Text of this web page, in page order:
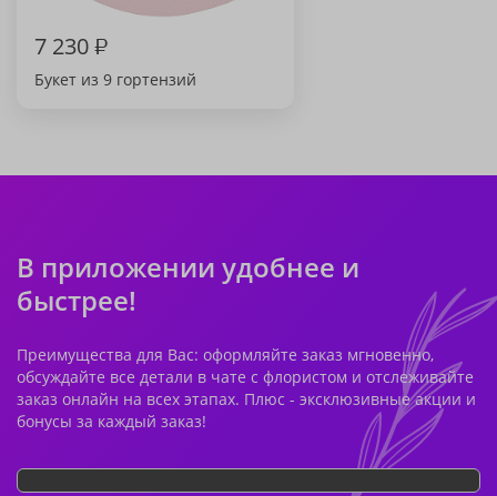
7 230₽
Букет из 9 гортензий
В приложении удобнее и
быстрее!
Преимущества для Вас: оформляйте заказ мгновенно,
обсуждайте все детали в чате с флористом и отслеживайте
заказ онлайн на всех этапах. Плюс - эксклюзивные акции и
бонусы за каждый заказ!